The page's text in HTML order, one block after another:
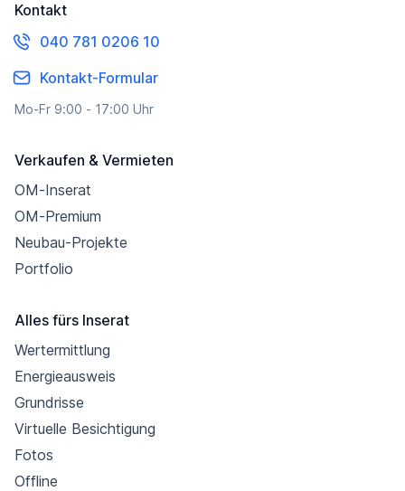
Kontakt
040 781 0206 10
Kontakt-Formular
Mo-Fr 9:00 - 17:00 Uhr
Verkaufen & Vermieten
OM-Inserat
OM-Premium
Neubau-Projekte
Portfolio
Alles fürs Inserat
Wertermittlung
Energieausweis
Grundrisse
Virtuelle Besichtigung
Fotos
Offline